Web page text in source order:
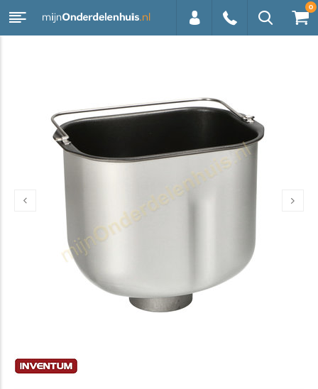
250628
0